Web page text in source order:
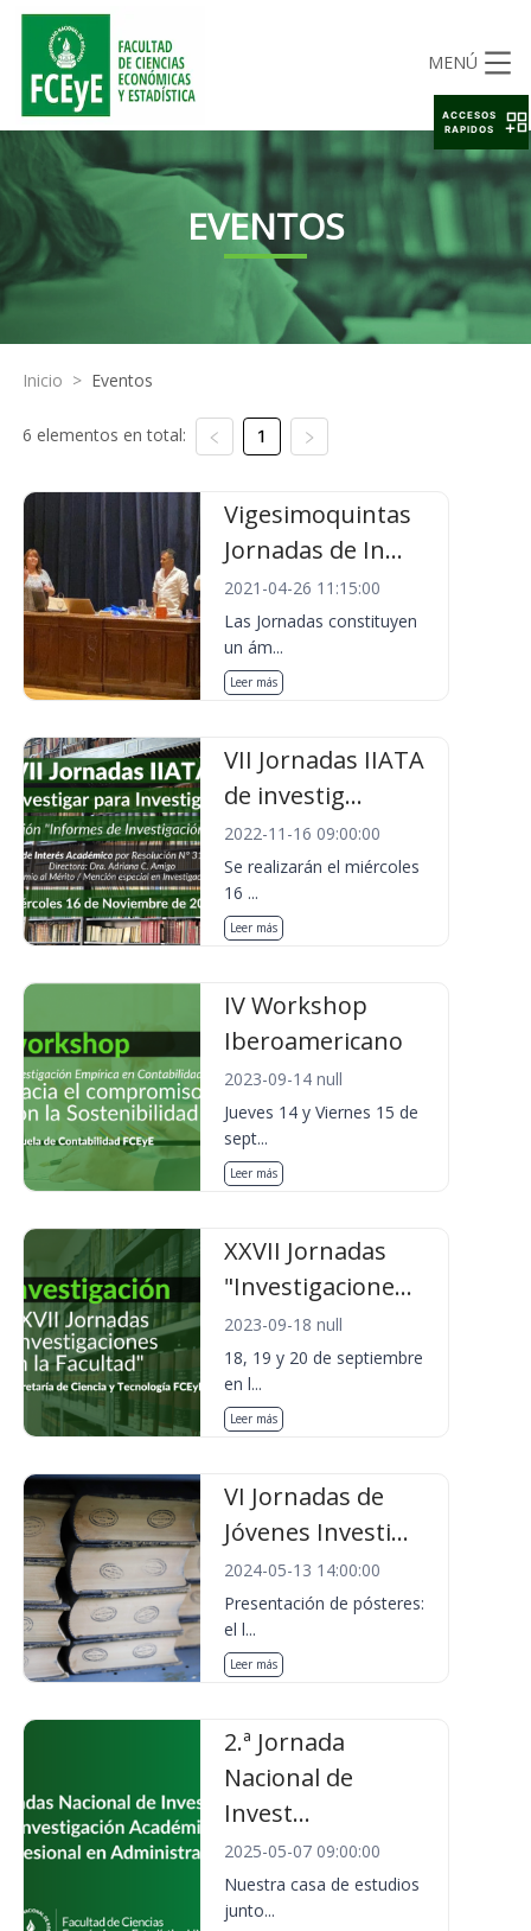
MENÚ
EVENTOS
Inicio > Eventos
6 elementos en total: 1
Vigesimoquintas
Jornadas de In...
2021-04-26 11:15:00
Las Jornadas constituyen
un ám...
Leer más
VII Jornadas IIATA
de investig...
2022-11-16 09:00:00
Se realizarán el miércoles
16 ...
Leer más
IV Workshop
Iberoamericano
2023-09-14 null
Jueves 14 y Viernes 15 de
sept...
Leer más
XXVII Jornadas
"Investigacione...
2023-09-18 null
18, 19 y 20 de septiembre
en l...
Leer más
VI Jornadas de
Jóvenes Investi...
2024-05-13 14:00:00
Presentación de pósteres:
el l...
Leer más
2.ª Jornada
Nacional de
Invest...
2025-05-07 09:00:00
Nuestra casa de estudios
junto...
ACCESOS
RAPIDOS